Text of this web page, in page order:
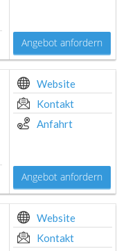
Angebot anfordern
Website
Kontakt
Anfahrt
Angebot anfordern
Website
Kontakt